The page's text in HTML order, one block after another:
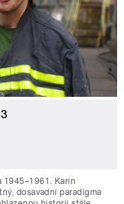
1945–1961. Karin
dosavadní paradigma